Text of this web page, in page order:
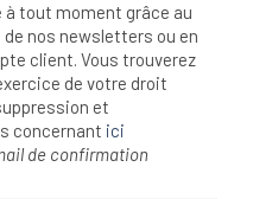
à tout moment grâce au
nos newsletters ou en
client. Vous trouverez
de votre droit
et
concernant ici
de confirmation